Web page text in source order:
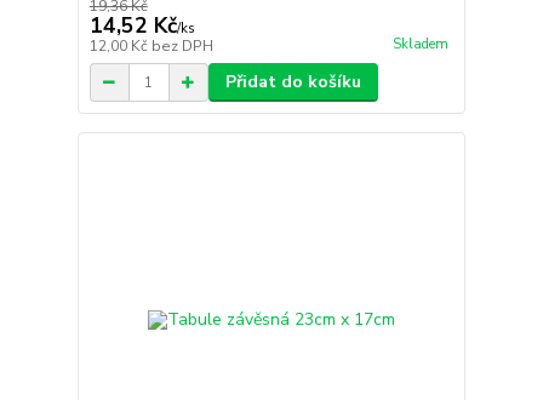
19,36 Kč
14,52 Kč/ks
12,00 Kč bez DPH Skladem
Přidat do košíku